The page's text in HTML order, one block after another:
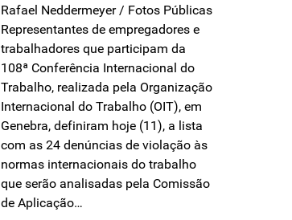
Rafael Neddermeyer / Fotos Públicas
Representantes de empregadores e
trabalhadores que participam da
108ª Conferência Internacional do
Trabalho, realizada pela Organização
Internacional do Trabalho (OIT), em
Genebra, definiram hoje (11), a lista
com as 24 denúncias de violação às
normas internacionais do trabalho
que serão analisadas pela Comissão
de Aplicação…